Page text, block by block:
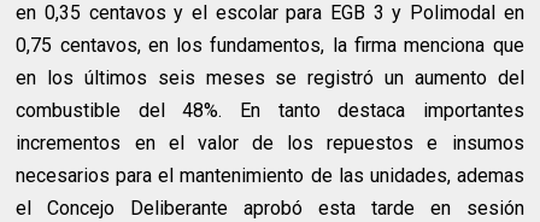
en 0,35 centavos y el escolar para EGB 3 y Polimodal en
0,75 centavos, en los fundamentos, la firma menciona que
en los últimos seis meses se registró un aumento del
combustible del 48%. En tanto destaca importantes
incrementos en el valor de los repuestos e insumos
necesarios para el mantenimiento de las unidades, ademas
el Concejo Deliberante aprobó esta tarde en sesión